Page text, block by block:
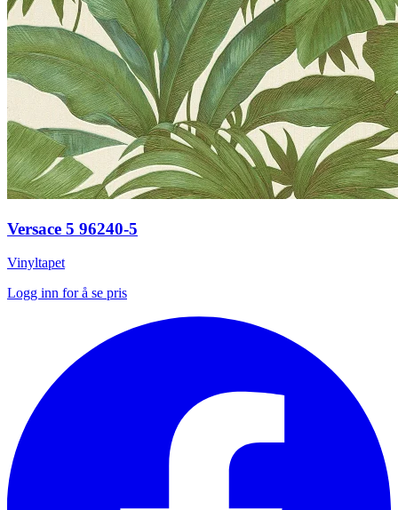
Versace 5 96240-5
Vinyltapet
Logg inn for å se pris